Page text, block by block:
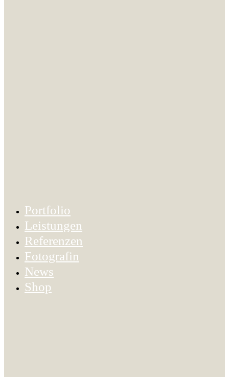
Portfolio
Leistungen
Referenzen
Fotografin
News
Shop